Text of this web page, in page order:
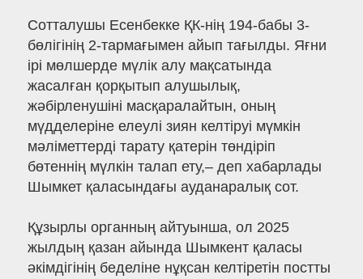
Сотталушы Есенбекке ҚК-нің 194-бабы 3-
бөлігінің 2-тармағымен айып тағылды. Яғни
ірi мөлшерде мүлiк алу мақсатында
жасалған қорқытып алушылық,
жәбiрленушiнi масқаралайтын, оның
мүдделерiне елеулі зиян келтiруi мүмкiн
мәлiметтердi тарату қатерін төндіріп
бөтеннің мүлкін талап ету,– деп хабарлады
Шымкет қаласындағы ауданаралық сот.
Құзырлы органның айтуынша, ол 2025
жылдың қазан айында Шымкент қаласы
әкімдігінің беделіне нұқсан келтіретін постты